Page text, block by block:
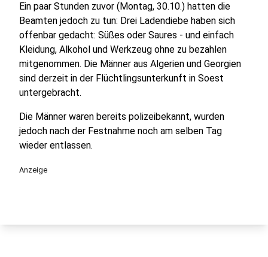
Ein paar Stunden zuvor (Montag, 30.10.) hatten die
Beamten jedoch zu tun: Drei Ladendiebe haben sich
offenbar gedacht: Süßes oder Saures - und einfach
Kleidung, Alkohol und Werkzeug ohne zu bezahlen
mitgenommen. Die Männer aus Algerien und Georgien
sind derzeit in der Flüchtlingsunterkunft in Soest
untergebracht.
Die Männer waren bereits polizeibekannt, wurden
jedoch nach der Festnahme noch am selben Tag
wieder entlassen.
Anzeige